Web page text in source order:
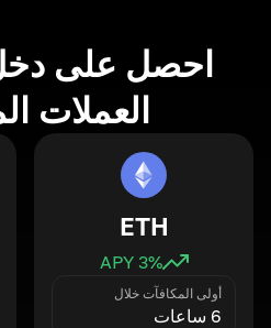
احصل على
العملات
ETH
3% APY
أولى المكافآت خلال
6 ساعات